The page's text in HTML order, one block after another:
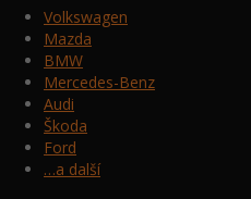
Volkswagen
Mazda
BMW
Mercedes-Benz
Audi
Škoda
Ford
…a další